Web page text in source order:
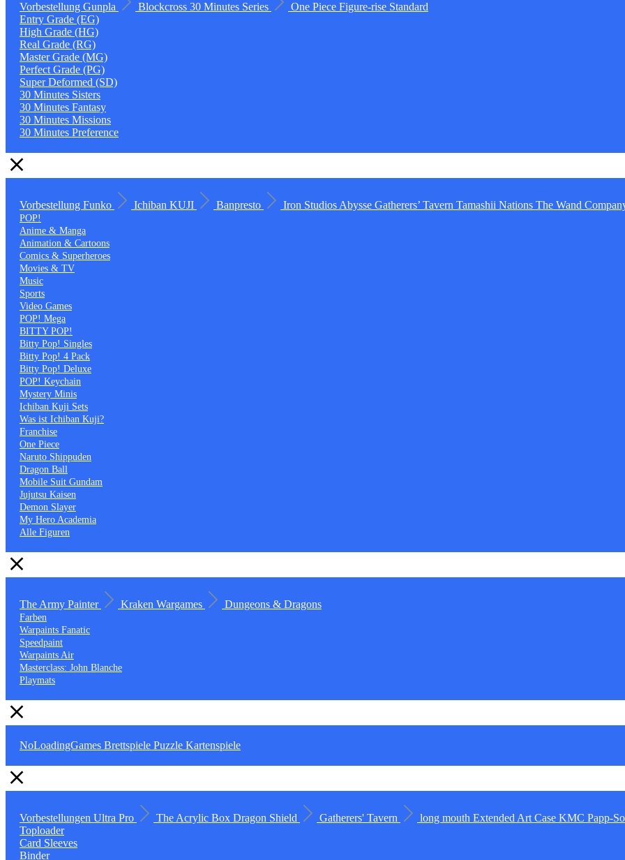
Vorbestellung Gunpla Blockcross 30 Minutes Series One Piece Figure-rise Standard
Entry Grade (EG)
High Grade (HG)
Real Grade (RG)
Master Grade (MG)
Perfect Grade (PG)
Super Deformed (SD)
30 Minutes Sisters
30 Minutes Fantasy
30 Minutes Missions
30 Minutes Preference
Vorbestellung Funko Ichiban KUJI Banpresto Iron Studios Abysse Gatherers’ Tavern Tamashii Nations The Wand
POP!
Anime & Manga
Animation & Cartoons
Comics & Superheroes
Movies & TV
Music
Sports
Video Games
POP! Mega
BITTY POP!
Bitty Pop! Singles
Bitty Pop! 4 Pack
Bitty Pop! Deluxe
POP! Keychain
Mystery Minis
Ichiban Kuji Sets
Was ist Ichiban Kuji?
Franchise
One Piece
Naruto Shippuden
Dragon Ball
Mobile Suit Gundam
Jujutsu Kaisen
Demon Slayer
My Hero Academia
Alle Figuren
The Army Painter Kraken Wargames Dungeons & Dragons
Farben
Warpaints Fanatic
Speedpaint
Warpaints Air
Masterclass: John Blanche
Playmats
NoLoadingGames Brettspiele Puzzle Kartenspiele
Vorbestellungen Ultra Pro The Acrylic Box Dragon Shield Gatherers' Tavern long mouth Extended Art Case KMC Papp-
Toploader
Card Sleeves
Binder